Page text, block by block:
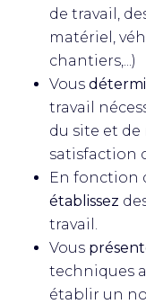
de travail,
matériel,
chantiers,...)
Vous
travail
du site et
satisfaction
En fonction
établissez
travail.
Vous
techniques
établir un